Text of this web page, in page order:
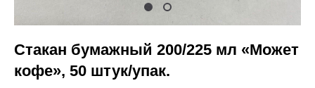
Стакан бумажный 200/225 мл «Может
кофе», 50 штук/упак.